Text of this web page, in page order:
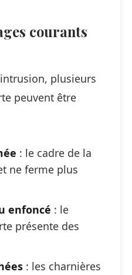
courants
plusieurs
peuvent être
: le cadre de la
ne ferme plus
enfoncé : le
présente des
: les charnières